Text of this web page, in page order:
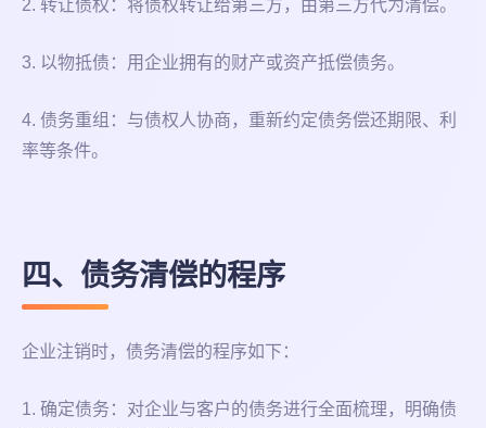
2. 转让债权：将债权转让给第三方，由第三方代为清偿。
3. 以物抵债：用企业拥有的财产或资产抵偿债务。
4. 债务重组：与债权人协商，重新约定债务偿还期限、利
率等条件。
四、债务清偿的程序
企业注销时，债务清偿的程序如下：
1. 确定债务：对企业与客户的债务进行全面梳理，明确债